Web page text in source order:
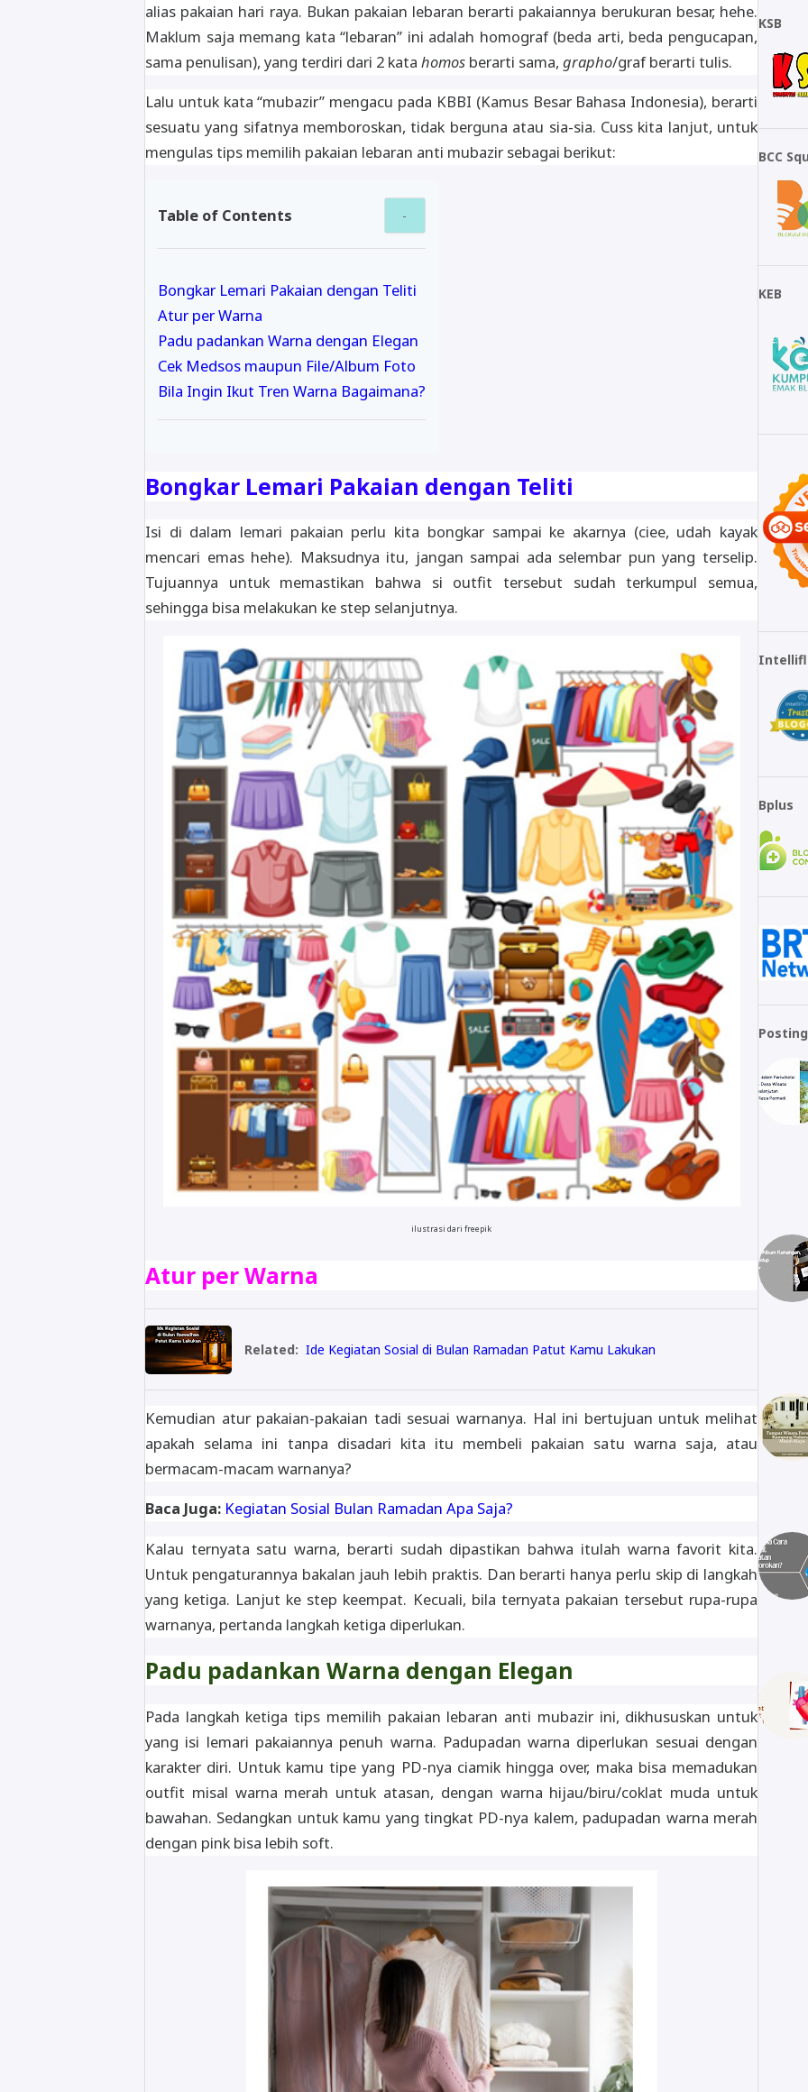
alias pakaian hari raya. Bukan pakaian lebaran berarti pakaiannya berukuran besar, hehe.
Maklum saja memang kata “lebaran” ini adalah homograf (beda arti, beda pengucapan,
sama penulisan), yang terdiri dari 2 kata homos berarti sama, grapho/graf berarti tulis.
Lalu untuk kata “mubazir” mengacu pada KBBI (Kamus Besar Bahasa Indonesia), berarti
sesuatu yang sifatnya memboroskan, tidak berguna atau sia-sia. Cuss kita lanjut, untuk
mengulas tips memilih pakaian lebaran anti mubazir sebagai berikut:
Table of Contents
Bongkar Lemari Pakaian dengan Teliti
Atur per Warna
Padu padankan Warna dengan Elegan
Cek Medsos maupun File/Album Foto
Bila Ingin Ikut Tren Warna Bagaimana?
Bongkar Lemari Pakaian dengan Teliti
Isi di dalam lemari pakaian perlu kita bongkar sampai ke akarnya (ciee, udah kayak
mencari emas hehe). Maksudnya itu, jangan sampai ada selembar pun yang terselip.
Tujuannya untuk memastikan bahwa si outfit tersebut sudah terkumpul semua,
sehingga bisa melakukan ke step selanjutnya.
ilustrasi dari freepik
Atur per Warna
Related: Ide Kegiatan Sosial di Bulan Ramadan Patut Kamu Lakukan
Kemudian atur pakaian-pakaian tadi sesuai warnanya. Hal ini bertujuan untuk melihat
apakah selama ini tanpa disadari kita itu membeli pakaian satu warna saja, atau
bermacam-macam warnanya?
Baca Juga: Kegiatan Sosial Bulan Ramadan Apa Saja?
Kalau ternyata satu warna, berarti sudah dipastikan bahwa itulah warna favorit kita.
Untuk pengaturannya bakalan jauh lebih praktis. Dan berarti hanya perlu skip di langkah
yang ketiga. Lanjut ke step keempat. Kecuali, bila ternyata pakaian tersebut rupa-rupa
warnanya, pertanda langkah ketiga diperlukan.
Padu padankan Warna dengan Elegan
Pada langkah ketiga tips memilih pakaian lebaran anti mubazir ini, dikhususkan untuk
yang isi lemari pakaiannya penuh warna. Padupadan warna diperlukan sesuai dengan
karakter diri. Untuk kamu tipe yang PD-nya ciamik hingga over, maka bisa memadukan
outfit misal warna merah untuk atasan, dengan warna hijau/biru/coklat muda untuk
bawahan. Sedangkan untuk kamu yang tingkat PD-nya kalem, padupadan warna merah
dengan pink bisa lebih soft.
KSB
BCC
KEB
Bplus